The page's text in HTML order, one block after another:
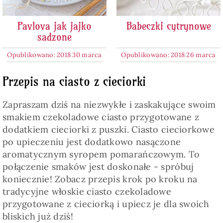
Pavlova jak jajko
sadzone
Opublikowano: 2018 30 marca
Babeczki cytrynowe
Opublikowano: 2018 26 marca
Przepis na ciasto z cieciorki
Zapraszam dziś na niezwykłe i zaskakujące swoim
smakiem czekoladowe ciasto przygotowane z
dodatkiem cieciorki z puszki. Ciasto cieciorkowe
po upieczeniu jest dodatkowo nasączone
aromatycznym syropem pomarańczowym. To
połączenie smaków jest doskonałe - spróbuj
koniecznie! Zobacz przepis krok po kroku na
tradycyjne włoskie ciasto czekoladowe
przygotowane z cieciorką i upiecz je dla swoich
bliskich już dziś!